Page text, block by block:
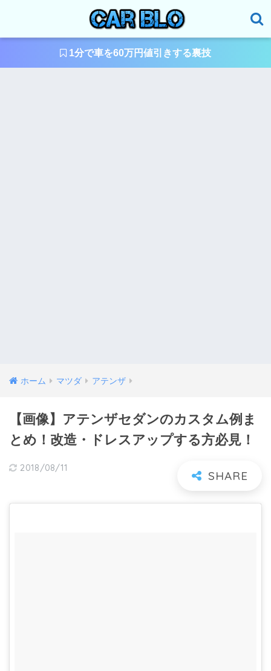
1分で車を60万円値引きする裏技
ホーム マツダ アテンザ
【画像】アテンザセダンのカスタム例ま
とめ！改造・ドレスアップする方必見！
2018/08/11